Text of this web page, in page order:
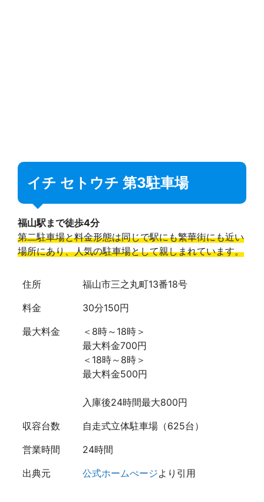
イチ セトウチ 第3駐車場
福山駅まで徒歩4分
第二駐車場と料金形態は同じで駅にも繁華街にも近い
場所にあり、人気の駐車場として親しまれています。
住所
福山市三之丸町13番18号
料金
30分150円
最大料金
＜8時～18時＞
最大料金700円
＜18時～8時＞
最大料金500円
入庫後24時間最大800円
収容台数
自走式立体駐車場（625台）
営業時間
24時間
出典元
公式ホームぺージより引用